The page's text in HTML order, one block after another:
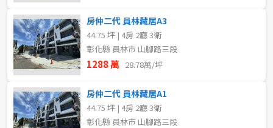
房仲二代 員林藏居A3
44.75 坪 | 4房 2廳 3衛
彰化縣 員林市 山腳路三段
1288 萬 28.78萬/坪
房仲二代 員林藏居A1
44.75 坪 | 4房 2廳 3衛
彰化縣 員林市 山腳路三段